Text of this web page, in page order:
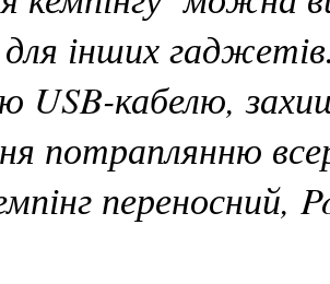
інших
USB-кабелю,
потраплянню
переносний,